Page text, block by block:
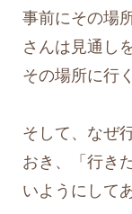
事前にその場
さんは見通し
その場所に行
そして、なぜ
おき、「行き
いようにして